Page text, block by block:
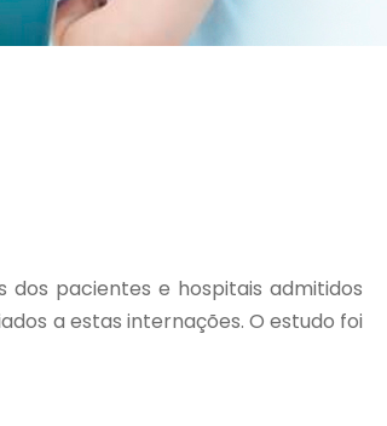
dos pacientes e hospitais admitidos
a estas internações. O estudo foi